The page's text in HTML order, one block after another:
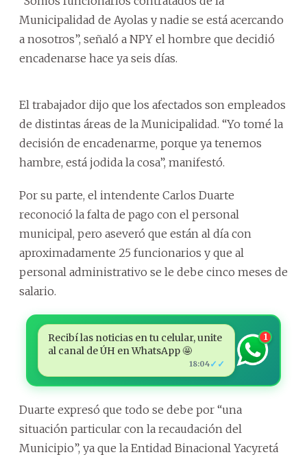
Municipalidad de Ayolas y nadie se está acercando
a nosotros”, señaló a NPY el hombre que decidió
encadenarse hace ya seis días.
El trabajador dijo que los afectados son empleados
de distintas áreas de la Municipalidad. “Yo tomé la
decisión de encadenarme, porque ya tenemos
hambre, está jodida la cosa”, manifestó.
Por su parte, el intendente Carlos Duarte
reconoció la falta de pago con el personal
municipal, pero aseveró que están al día con
aproximadamente 25 funcionarios y que al
personal administrativo se le debe cinco meses de
salario.
Recibí las noticias en tu celular, unite
al canal de ÚH en WhatsApp 🤩
18:04✓✓
1
Duarte expresó que todo se debe por “una
situación particular con la recaudación del
Municipio”, ya que la Entidad Binacional Yacyretá